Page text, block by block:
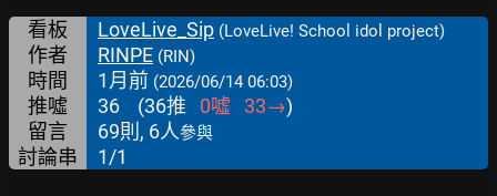
看板 LoveLive_Sip (LoveLive! School idol project)
作者 RINPE (RIN)
時間 1月前 (2026/06/14 06:03)
推噓 36 (36推 0噓 33→)
留言
69則, 6人參與
討論串 1/1